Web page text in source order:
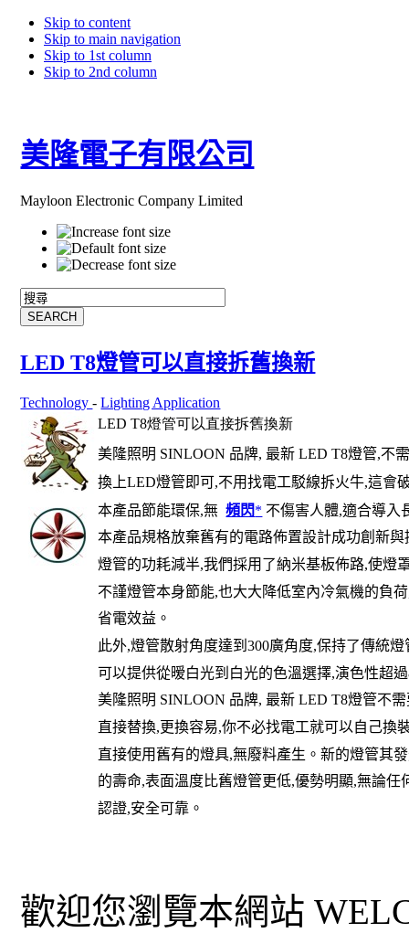
Skip to content
Skip to main navigation
Skip to 1st column
Skip to 2nd column
美隆電子有限公司
Mayloon Electronic Company Limited
LED T8燈管可以直接拆舊換新
Technology-Lighting Application
LED T8燈管可以直接拆舊換新
美隆照明 SINLOON 品牌, 最新 LED T8燈管,不
換上LED燈管即可,不用找電工駁線拆火牛,這會
本產品節能環保,無頻閃* 不傷害人體,適合導入
本產品規格放棄舊有的電路佈置設計成功創新
燈管的功耗減半,我們採用了納米基板佈路,使燈
不謹燈管本身節能,也大大降低室內冷氣機的負
省電效益。
此外,燈管散射角度達到300廣角度,保持了傳統
可以提供從暧白光到白光的色溫選擇,演色性超過
美隆照明 SINLOON 品牌, 最新 LED T8燈管不
直接替換,更換容易,你不必找電工就可以自己換
直接使用舊有的燈具,無廢料產生。新的燈管其
的壽命,表面溫度比舊燈管更低,優勢明顯,無論
認證,安全可靠。
歡迎您瀏覽本網站